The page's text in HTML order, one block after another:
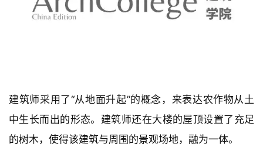
建筑师采用了“从地面升起”的概念，来表达农作物从土
中生长而出的形态。建筑师还在大楼的屋顶设置了充足
的树木，使得该建筑与周围的景观场地，融为一体。